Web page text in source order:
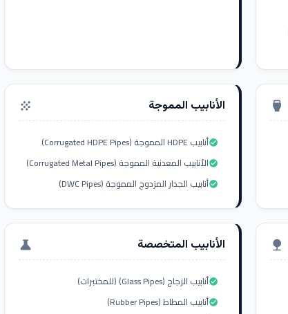
settings_input_hdmi الأنابيب المموجة grain
أنابيب HDPE المموجة (Corrugated HDPE Pipes)check_circle
الأنابيب المعدنية المموجة (Corrugated Metal Pipes)check_circle
أنابيب الجدار المزدوج المموجة (DWC Pipes)check_circle
nature الأنابيب المتخصصة science
أنابيب الزجاج (Glass Pipes) (للمختبرات)check_circle
أنابيب المطاط (Rubber Pipes)check_circle